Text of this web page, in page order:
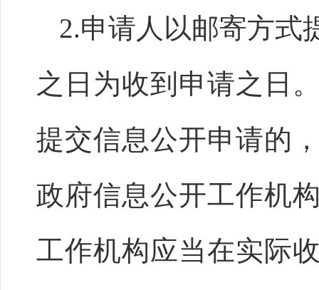
2.申请人以邮寄方式
之日为收到申请之日
提交信息公开申请的
政府信息公开工作机
工作机构应当在实际